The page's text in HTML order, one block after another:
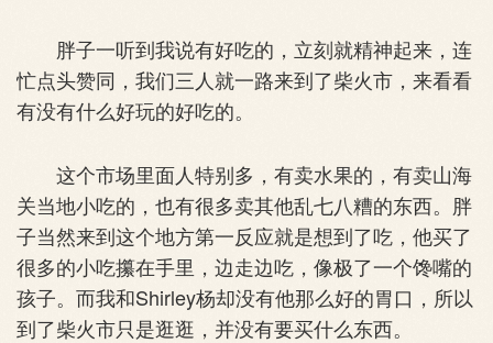
胖子一听到我说有好吃的，立刻就精神起来，连
忙点头赞同，我们三人就一路来到了柴火市，来看看
有没有什么好玩的好吃的。
这个市场里面人特别多，有卖水果的，有卖山海
关当地小吃的，也有很多卖其他乱七八糟的东西。胖
子当然来到这个地方第一反应就是想到了吃，他买了
很多的小吃攥在手里，边走边吃，像极了一个馋嘴的
孩子。而我和Shirley杨却没有他那么好的胃口，所以
到了柴火市只是逛逛，并没有要买什么东西。